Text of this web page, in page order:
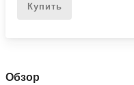
Купить
Обзор